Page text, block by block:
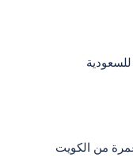
من الكويت